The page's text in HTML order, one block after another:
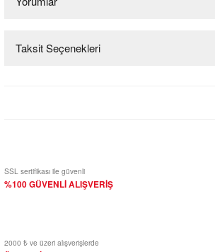
Bu ürüne ilk yorumu siz yapın!
Taksit Seçenekleri
SSL sertifikası ile güvenli
%100 GÜVENLİ ALIŞVERİŞ
2000 ₺ ve üzeri alışverişlerde